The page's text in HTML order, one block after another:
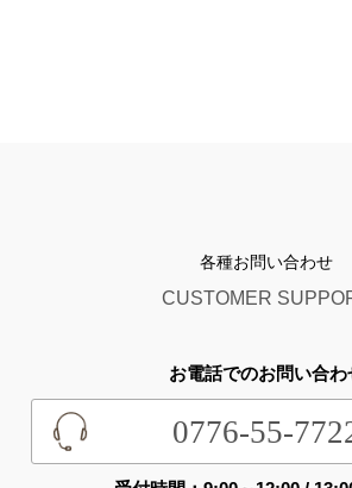
各種お問い合わせ
CUSTOMER
お電話でのお問い合わ
0776-55-